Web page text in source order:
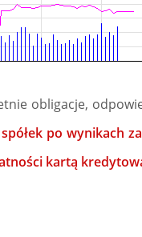
obligacje,
po wynikach
kartą